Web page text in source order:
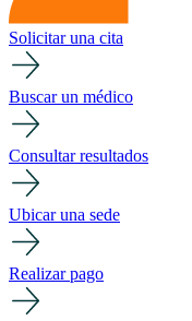
Solicitar una cita
Buscar un médico
Consultar resultados
Ubicar una sede
Realizar pago